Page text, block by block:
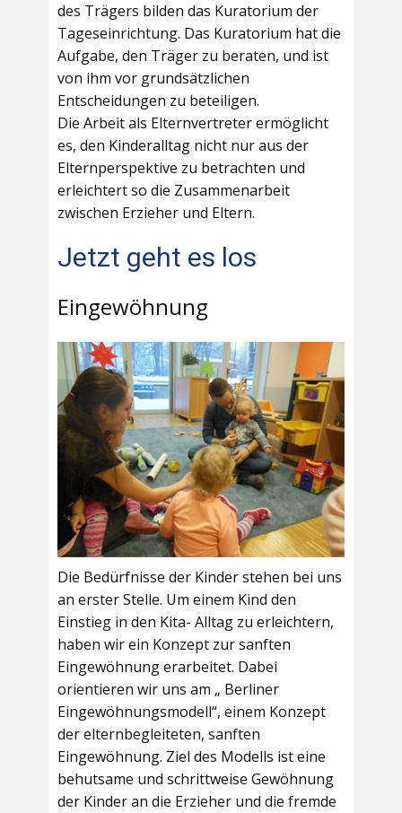
des Trägers bilden das Kuratorium der
Tageseinrichtung. Das Kuratorium hat die
Aufgabe, den Träger zu beraten, und ist
von ihm vor grundsätzlichen
Entscheidungen zu beteiligen.
Die Arbeit als Elternvertreter ermöglicht
es, den Kinderalltag nicht nur aus der
Elternperspektive zu betrachten und
erleichtert so die Zusammenarbeit
zwischen Erzieher und Eltern.
Jetzt geht es los
Eingewöhnung
Die Bedürfnisse der Kinder stehen bei uns
an erster Stelle. Um einem Kind den
Einstieg in den Kita- Alltag zu erleichtern,
haben wir ein Konzept zur sanften
Eingewöhnung erarbeitet. Dabei
orientieren wir uns am „ Berliner
Eingewöhnungsmodell“, einem Konzept
der elternbegleiteten, sanften
Eingewöhnung. Ziel des Modells ist eine
behutsame und schrittweise Gewöhnung
der Kinder an die Erzieher und die fremde